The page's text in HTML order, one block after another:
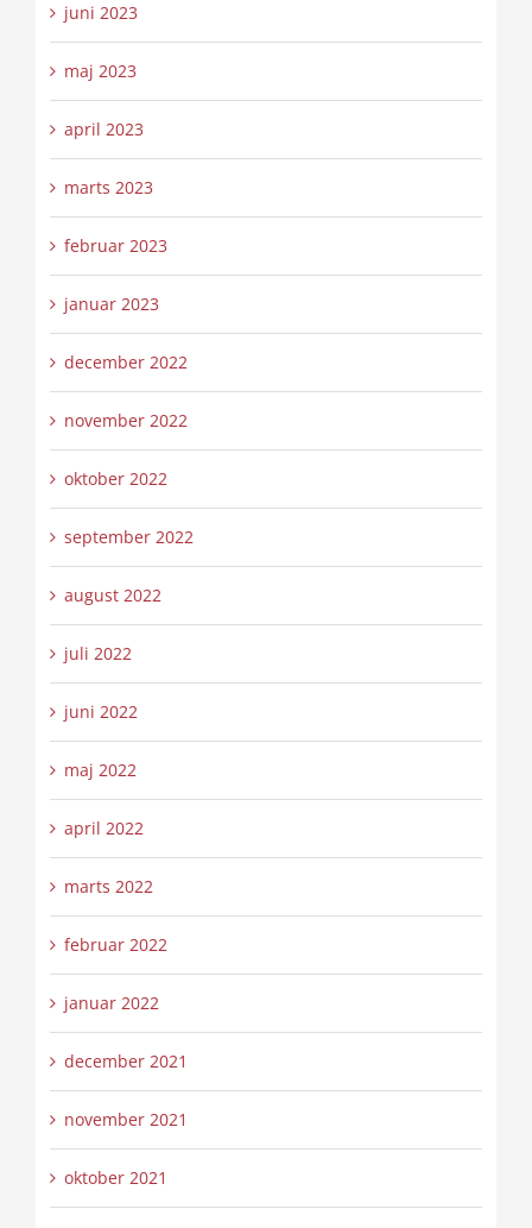
juni 2023
maj 2023
april 2023
marts 2023
februar 2023
januar 2023
december 2022
november 2022
oktober 2022
september 2022
august 2022
juli 2022
juni 2022
maj 2022
april 2022
marts 2022
februar 2022
januar 2022
december 2021
november 2021
oktober 2021